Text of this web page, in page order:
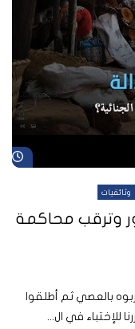
وثائقيات
وترقب محاكمة
ضربوه بالعصي ثم أطلقوا
للإختباء في ال...